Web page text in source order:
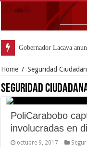
Gobernador Lacava
Home / Seguridad
Seguridad
PoliCarabobo
involucradas en
octubre 9, 2017